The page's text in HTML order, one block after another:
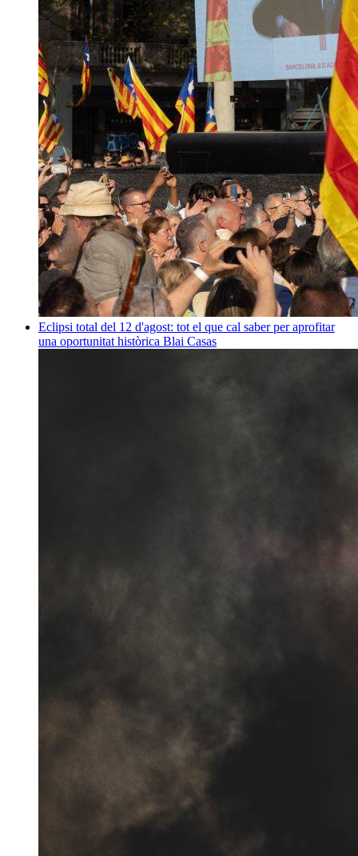
Eclipsi total del 12 d'agost: tot el que cal saber per aprofitar
una oportunitat històrica Blai Casas